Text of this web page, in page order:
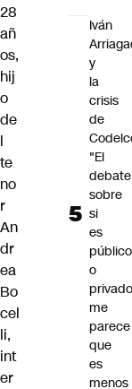
28
añ
os,
hij
o
de
l
te
no
r
An
dr
ea
Bo
cel
li,
int
er
Iván
y
la
crisis
de
"El
debate
sobre
si
es
público
o
privado
me
parece
que
es
menos